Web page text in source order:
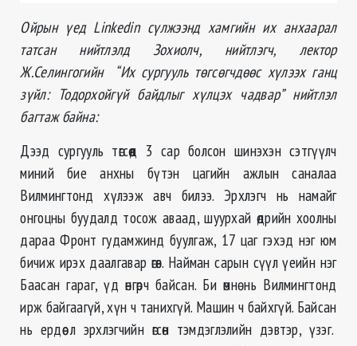
Ойрын үед Linkedin сүлжээнд хамгийн их анхаарал
татсан нийтлэлд Зохиолч, нийтлэгч, лектор
Ж.Селингогийн “Их сургууль төгсөгчдөөс хүлээх ганц
зүйл: Тодорхойгүй байдлыг хүлцэх чадвар” нийтлэл
багтаж байна:
Дээд сургууль төгсөөд 3 сар болсон шинэхэн сэтгүүлч
миний бие анхны бүтэн цагийн ажлын саналаа
Вилмингтонд хүлээж авч билээ. Эрхлэгч нь намайг
онгоцны буудалд тосож аваад, шуурхай өдрийн хоолны
дараа Фронт гудамжинд буулгаж, 17 цаг гэхэд нэг юм
бичиж ирэх даалгавар өгөв. Найман сарын сүүл үеийн нэг
Баасан гараг, үд өнгөрч байсан. Би өмнө нь Вилмингтонд
ирж байгаагүй, хүн ч танихгүй. Машин ч байхгүй. Байсан
нь ердөө л эрхлэгчийн өгсөн тэмдэглэлийн дэвтэр, үзэг.